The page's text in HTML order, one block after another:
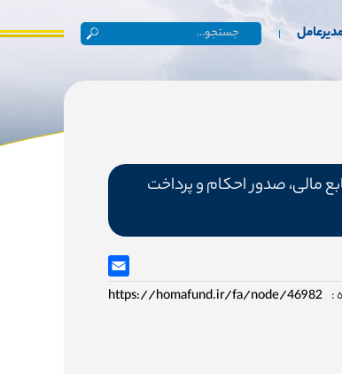
مدیرعامل
منابع مالی، صدور احکام و پرداخت
:
https://homafund.ir/fa/node/46982